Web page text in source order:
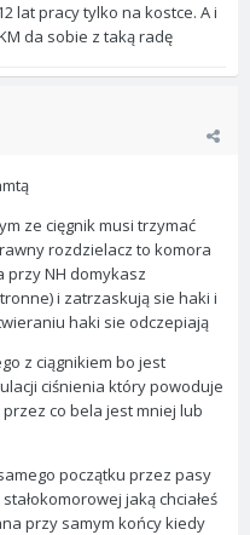
lat pracy tylko na kostce. A i
da sobie z taką radę
ze cięgnik musi trzymać
rozdzielacz to komora
przy NH domykasz
i zatrzaskują sie haki i
haki sie odczepiają
z ciągnikiem bo jest
ciśnienia który powoduje
co bela jest mniej lub
początku przez pasy
jaką chciałeś
przy samym końcy kiedy